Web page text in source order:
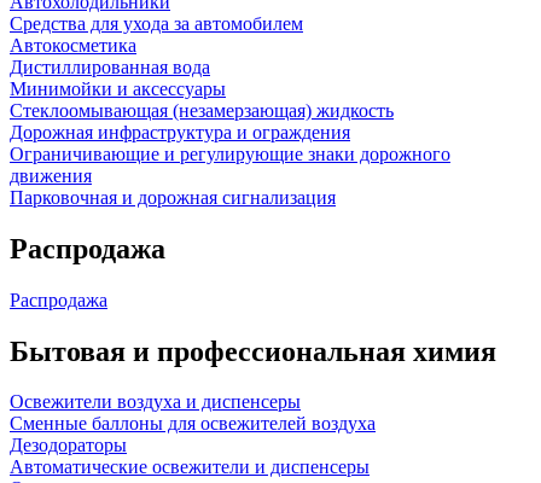
Средства для ухода за автомобилем
Автокосметика
Дистиллированная вода
Минимойки и аксессуары
Стеклоомывающая (незамерзающая) жидкость
Дорожная инфраструктура и ограждения
Ограничивающие и регулирующие знаки дорожного
движения
Парковочная и дорожная сигнализация
Распродажа
Распродажа
Бытовая и профессиональная химия
Освежители воздуха и диспенсеры
Сменные баллоны для освежителей воздуха
Дезодораторы
Автоматические освежители и диспенсеры